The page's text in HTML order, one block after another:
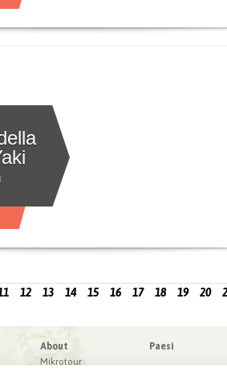
12 13 14 15 16 17 18 19 20
About
Mikrotour
Paesi